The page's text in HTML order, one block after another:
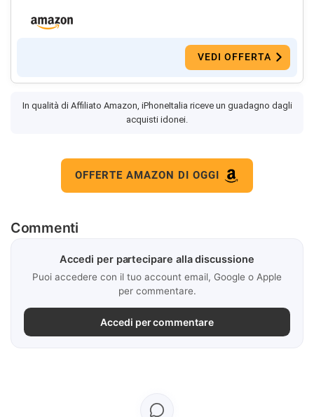
VEDI OFFERTA
In qualità di Affiliato Amazon, iPhoneItalia riceve un guadagno dagli
acquisti idonei.
OFFERTE AMAZON DI OGGI
Commenti
Accedi per partecipare alla discussione
Puoi accedere con il tuo account email, Google o Apple
per commentare.
Accedi per commentare